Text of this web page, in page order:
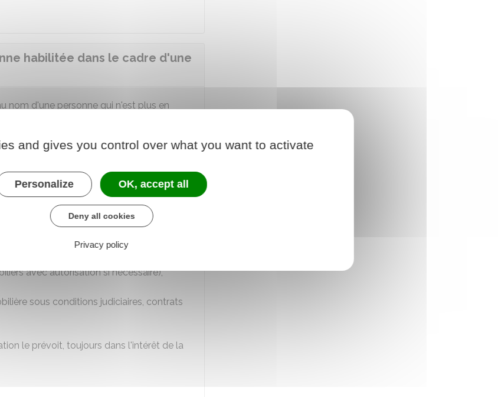
habilitée dans le cadre d'une
nom d'une personne qui n'est plus en
spécifiques selon le type
: la représentation, l'assistance et les
personne habilitée agit à la place de la
nom.
des factures, gestion des
avec autorisation si nécessaire),
sous conditions judiciaires, contrats
le prévoit, toujours dans l'intérêt de la
and gives you control over what you want to activate
Personalize OK, accept all
Deny all cookies
Privacy policy